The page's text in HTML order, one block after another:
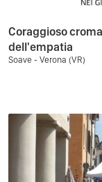
Coraggioso
dell'empatia
Soave - Verona (VR)